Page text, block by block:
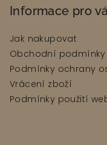
Informace pro
Jak nakupovat
Obchodní podmínky
Podmínky ochrany
Vrácení zboží
Podmínky použití